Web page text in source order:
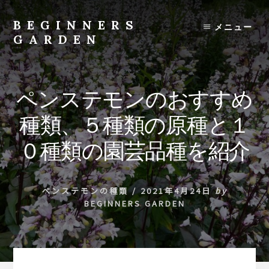
Skip
to
content
BEGINNERS
GARDEN
植
物
の
種
類
や
育
て
方
の
紹
介
を
行
メニュー
ペンステモンのおすすめ
種類、５種類の原種と１
０種類の園芸品種を紹介
ペンステモンの種類/ 2021年4月24日 by
BEGINNERS GARDEN